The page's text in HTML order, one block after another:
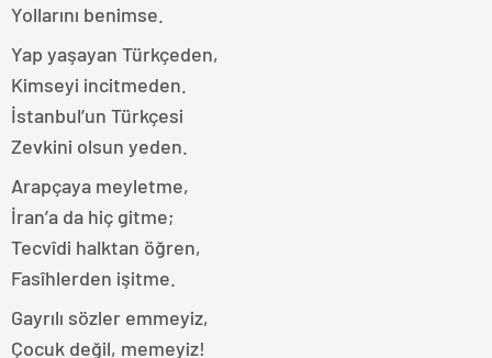
Yollarını benimse.
Yap yaşayan Türkçeden,
Kimseyi incitmeden.
İstanbul’un Türkçesi
Zevkini olsun yeden.
Arapçaya meyletme,
İran’a da hiç gitme;
Tecvîdi halktan öğren,
Fasîhlerden işitme.
Gayrılı sözler emmeyiz,
Çocuk değil, memeyiz!